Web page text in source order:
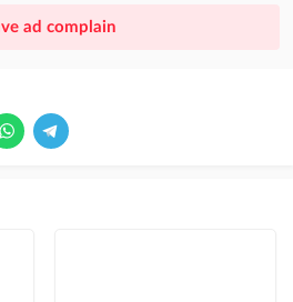
promotion on Instagram
ad complain